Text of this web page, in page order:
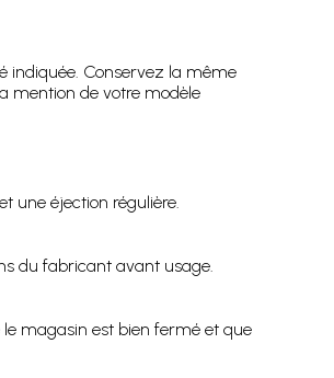
indiquée. Conservez la même
mention de votre modèle
une éjection régulière.
du fabricant avant usage.
magasin est bien fermé et que